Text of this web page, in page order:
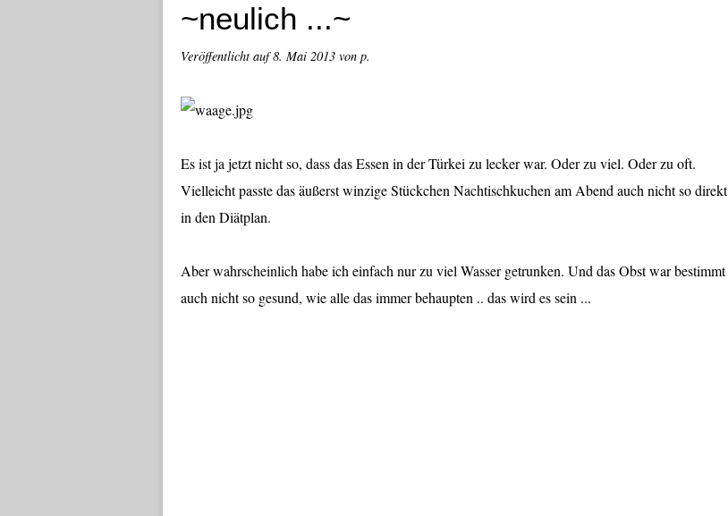
~neulich ...~
Veröffentlicht auf8. Mai 2013 von p.
Es ist ja jetzt nicht so, dass das Essen in der Türkei zu lecker war. Oder zu viel. Oder zu oft.
Vielleicht passte das äußerst winzige Stückchen Nachtischkuchen am Abend auch nicht so direkt
in den Diätplan.
Aber wahrscheinlich habe ich einfach nur zu viel Wasser getrunken. Und das Obst war bestimmt
auch nicht so gesund, wie alle das immer behaupten .. das wird es sein ...